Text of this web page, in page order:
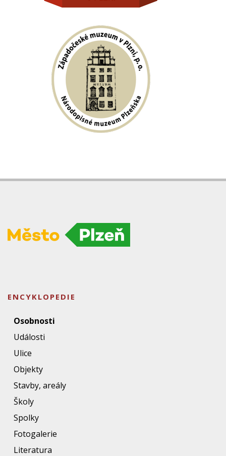
ENCYKLOPEDIE
Osobnosti
Události
Ulice
Objekty
Stavby, areály
Školy
Spolky
Fotogalerie
Literatura